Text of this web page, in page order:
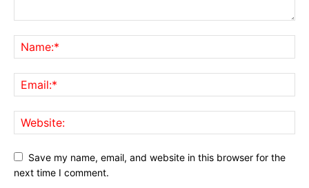
Save my name, email, and website in this browser for the
next time I comment.